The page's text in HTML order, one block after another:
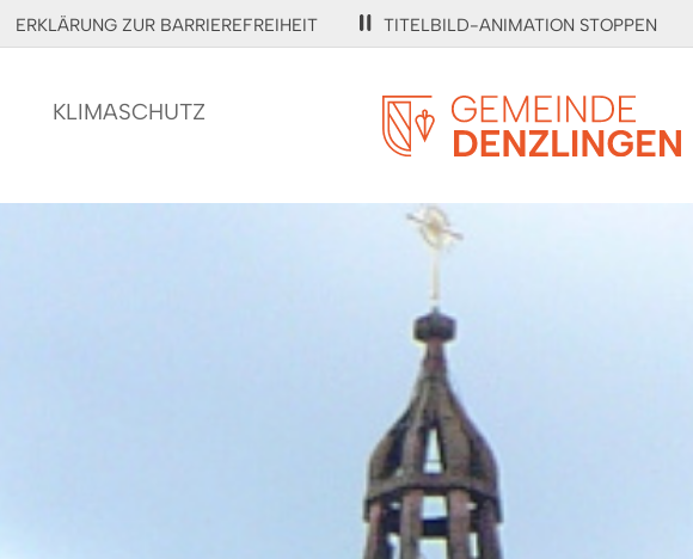
ERKLÄRUNG ZUR BARRIEREFREIHEIT TITELBILD-ANIMATION STOPPEN
KLIMASCHUTZ